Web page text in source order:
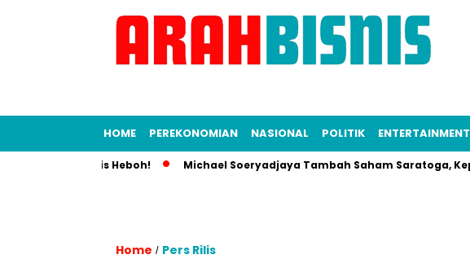
HOME PEREKONOMIAN NASIONAL POLITIK ENTERTAINMENT
Bisnis Heboh! Michael Soeryadjaya Tambah Saham Saratoga,
Home / Pers Rilis